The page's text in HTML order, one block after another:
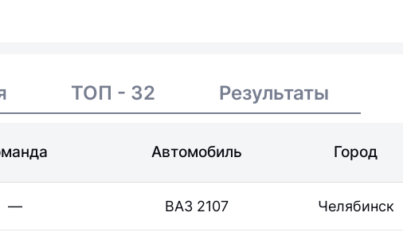
ТОП - 32 Результаты
Автомобиль Город
— ВАЗ 2107 Челябинск